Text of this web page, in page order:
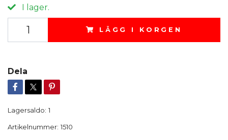
I lager.
LÄGG I KORGEN
Dela
Lagersaldo: 1
Artikelnummer: 1510